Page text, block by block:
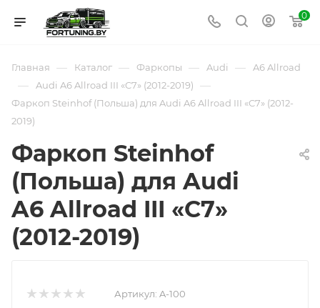
0
Главная — Каталог — Фаркопы — Audi — A6 Allroad
— Audi A6 Allroad III «C7» (2012-2019) —
Фаркоп Steinhof (Польша) для Audi A6 Allroad III «C7» (2012-
2019)
Фаркоп Steinhof
(Польша) для Audi
A6 Allroad III «C7»
(2012-2019)
Артикул: A-100